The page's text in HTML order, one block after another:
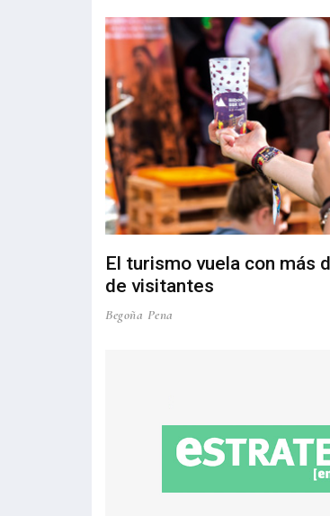
El turismo vuela con más
de visitantes
Begoña Pena